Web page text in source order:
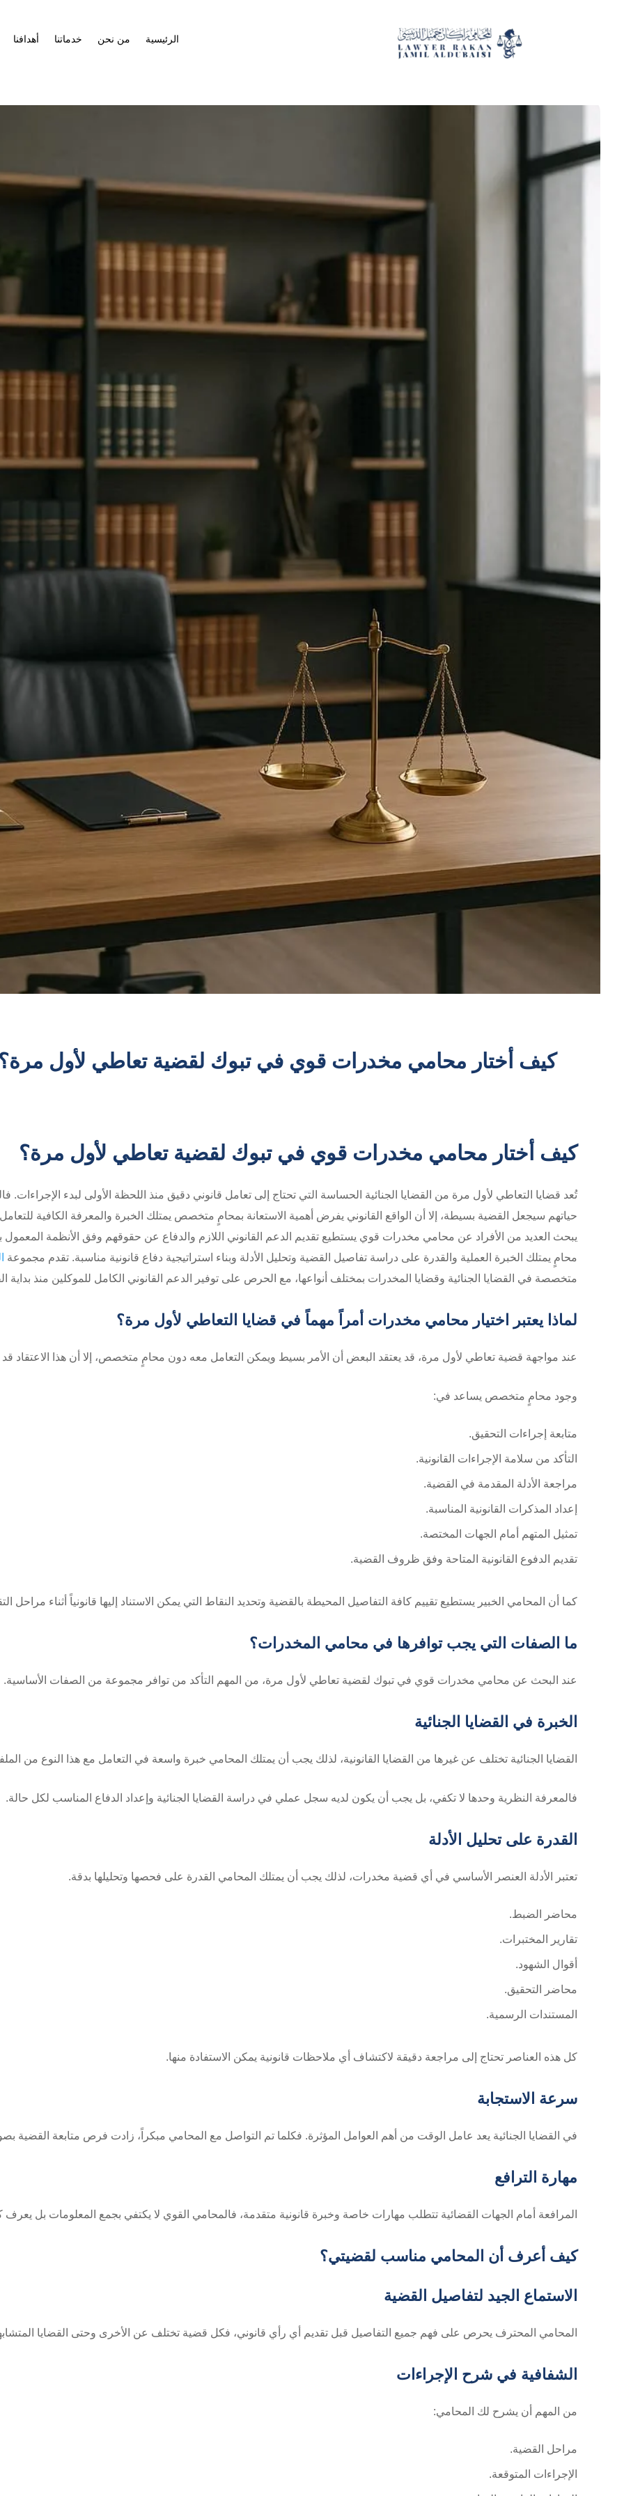
الرئيسية من نحن خدماتنا أهدافنا
كيف أختار محامي مخدرات قوي في تبوك لقضية تعاطي لأول مرة؟
كيف أختار محامي مخدرات قوي في تبوك لقضية تعاطي لأول مرة؟
تُعد قضايا التعاطي لأول مرة من القضايا الجنائية الحساسة التي تحتاج إلى تعامل قانوني دقيق منذ اللحظة الأولى لبدء
حياتهم سيجعل القضية بسيطة، إلا أن الواقع القانوني يفرض أهمية الاستعانة بمحامٍ متخصص يمتلك الخبرة والمعرفة الكافية
يبحث العديد من الأفراد عن محامي مخدرات قوي يستطيع تقديم الدعم القانوني اللازم والدفاع عن حقوقهم وفق الأنظمة المعمول بها
محامٍ يمتلك الخبرة العملية والقدرة على دراسة تفاصيل القضية وتحليل الأدلة وبناء استراتيجية دفاع قانونية مناسبة. تقدم مجموعة
متخصصة في القضايا الجنائية وقضايا المخدرات بمختلف أنواعها، مع الحرص على توفير الدعم القانوني الكامل للموكلين منذ بداية
لماذا يعتبر اختيار محامي مخدرات أمراً مهماً في قضايا التعاطي لأول مرة؟
عند مواجهة قضية تعاطي لأول مرة، قد يعتقد البعض أن الأمر بسيط ويمكن التعامل معه دون محامٍ متخصص، إلا أن هذا الاعتقاد
وجود محامٍ متخصص يساعد في:
متابعة إجراءات التحقيق.
التأكد من سلامة الإجراءات القانونية.
مراجعة الأدلة المقدمة في القضية.
إعداد المذكرات القانونية المناسبة.
تمثيل المتهم أمام الجهات المختصة.
تقديم الدفوع القانونية المتاحة وفق ظروف القضية.
كما أن المحامي الخبير يستطيع تقييم كافة التفاصيل المحيطة بالقضية وتحديد النقاط التي يمكن الاستناد إليها قانونياً أثناء مراحل
ما الصفات التي يجب توافرها في محامي المخدرات؟
عند البحث عن محامي مخدرات قوي في تبوك لقضية تعاطي لأول مرة، من المهم التأكد من توافر مجموعة من الصفات الأساسية.
الخبرة في القضايا الجنائية
القضايا الجنائية تختلف عن غيرها من القضايا القانونية، لذلك يجب أن يمتلك المحامي خبرة واسعة في التعامل مع هذا النوع من
فالمعرفة النظرية وحدها لا تكفي، بل يجب أن يكون لديه سجل عملي في دراسة القضايا الجنائية وإعداد الدفاع المناسب لكل حالة.
القدرة على تحليل الأدلة
تعتبر الأدلة العنصر الأساسي في أي قضية مخدرات، لذلك يجب أن يمتلك المحامي القدرة على فحصها وتحليلها بدقة.
محاضر الضبط.
تقارير المختبرات.
أقوال الشهود.
محاضر التحقيق.
المستندات الرسمية.
كل هذه العناصر تحتاج إلى مراجعة دقيقة لاكتشاف أي ملاحظات قانونية يمكن الاستفادة منها.
سرعة الاستجابة
في القضايا الجنائية يعد عامل الوقت من أهم العوامل المؤثرة. فكلما تم التواصل مع المحامي مبكراً، زادت فرص متابعة القضية
مهارة الترافع
المرافعة أمام الجهات القضائية تتطلب مهارات خاصة وخبرة قانونية متقدمة، فالمحامي القوي لا يكتفي بجمع المعلومات بل
كيف أعرف أن المحامي مناسب لقضيتي؟
الاستماع الجيد لتفاصيل القضية
المحامي المحترف يحرص على فهم جميع التفاصيل قبل تقديم أي رأي قانوني، فكل قضية تختلف عن الأخرى وحتى القضايا
الشفافية في شرح الإجراءات
من المهم أن يشرح لك المحامي:
مراحل القضية.
الإجراءات المتوقعة.